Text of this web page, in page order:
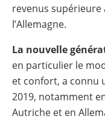
revenus supérieure
l’Allemagne.
La nouvelle
en particulier le
et confort, a connu
2019, notamment
Autriche et en